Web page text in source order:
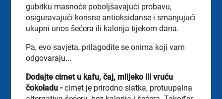
gubitku masnoće poboljšavajući probavu,
osiguravajući korisne antioksidanse i smanjujući
ukupni unos šećera ili kalorija tijekom dana.
Pa, evo savjeta, prilagodite se onima koji vam
odgovaraju...
Dodajte cimet u kafu, čaj, mlijeko ili vruću
čokoladu -cimet je prirodno slatka, protuupalna